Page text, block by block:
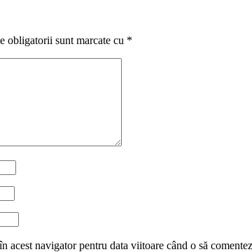
obligatorii sunt marcate cu *
acest navigator pentru data viitoare când o să